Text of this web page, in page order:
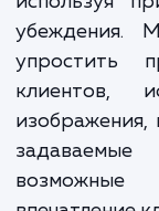
Наши
каждый
структуры и
палитрой
SEO, чтобы